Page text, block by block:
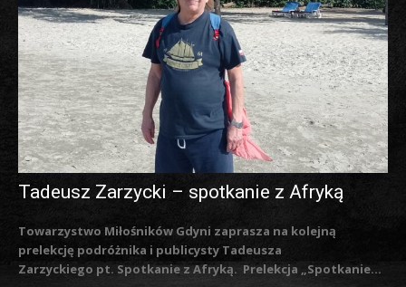
Tadeusz Zarzycki – spotkanie z Afryką
Towarzystwo Miłośników Gdyni zaprasza na kolejną
prelekcję podróżnika i publicysty Tadeusza
Zarzyckiego pt. Spotkanie z Afryką. Prelekcja „Spotkanie...